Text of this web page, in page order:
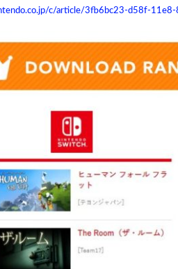
c/article/3fb6bc23-d58f-11e8-